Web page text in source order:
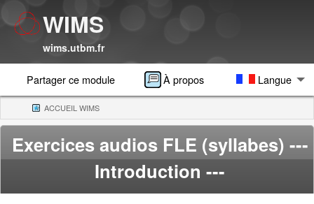
WIMS
wims.utbm.fr
Partager ce module À propos Langue
ACCUEIL WIMS(CURRENT)
Exercices audios FLE (syllabes) ---
Introduction ---